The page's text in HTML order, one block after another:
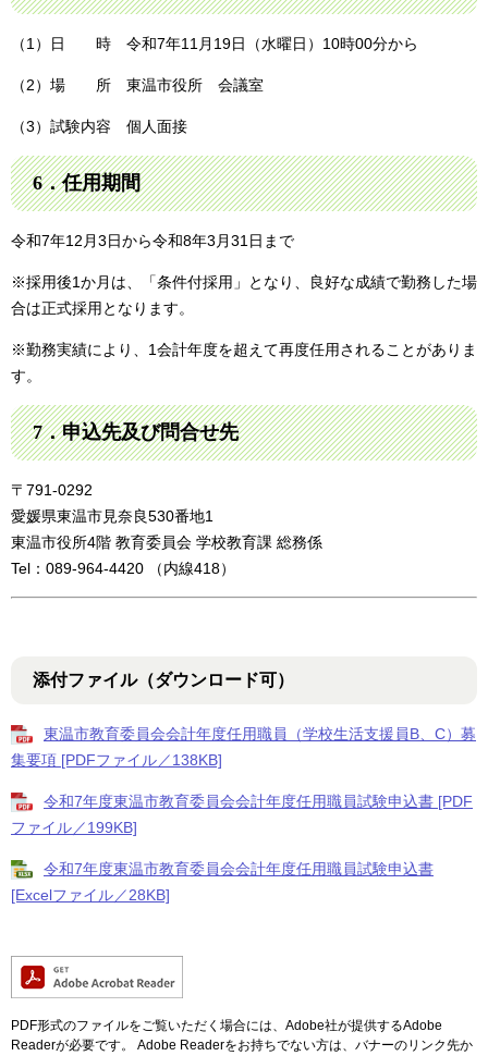
（1）日 時 令和7年11月19日（水曜日）10時00分から
（2）場 所 東温市役所 会議室
（3）試験内容 個人面接
6．任用期間
令和7年12月3日から令和8年3月31日まで
※採用後1か月は、「条件付採用」となり、良好な成績で勤務した場
合は正式採用となります。
※勤務実績により、1会計年度を超えて再度任用されることがありま
す。
7．申込先及び問合せ先
〒791-0292
愛媛県東温市見奈良530番地1
東温市役所4階 教育委員会 学校教育課 総務係
Tel：089-964-4420 （内線418）
添付ファイル（ダウンロード可）
東温市教育委員会会計年度任用職員（学校生活支援員B、C）募
集要項 [PDFファイル／138KB]
令和7年度東温市教育委員会会計年度任用職員試験申込書 [PDF
ファイル／199KB]
令和7年度東温市教育委員会会計年度任用職員試験申込書
[Excelファイル／28KB]
PDF形式のファイルをご覧いただく場合には、Adobe社が提供するAdobe
Readerが必要です。
Adobe Readerをお持ちでない方は、バナーのリンク先か